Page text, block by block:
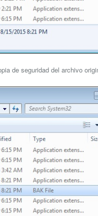
de seguridad del archivo